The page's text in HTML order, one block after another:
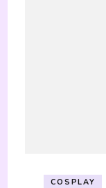
COSPLAY